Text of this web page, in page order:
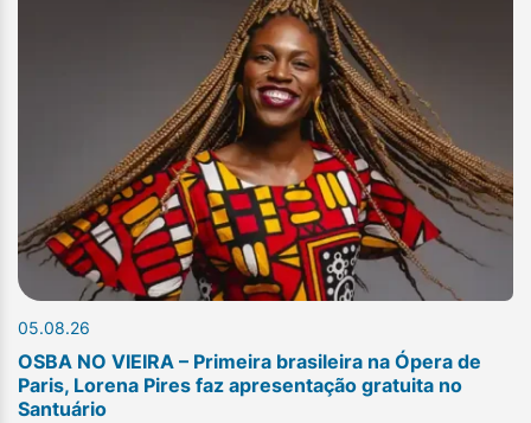
05.08.26
OSBA NO VIEIRA – Primeira brasileira na Ópera de
Paris, Lorena Pires faz apresentação gratuita no
Santuário